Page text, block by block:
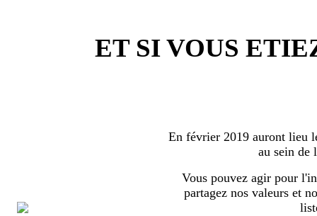
ET SI VOUS
En février 2019 auront lieu
au sein de
Vous pouvez agir pour
partagez nos valeurs et